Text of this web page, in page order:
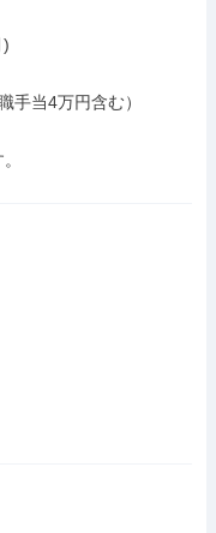
)
当4万円含む）